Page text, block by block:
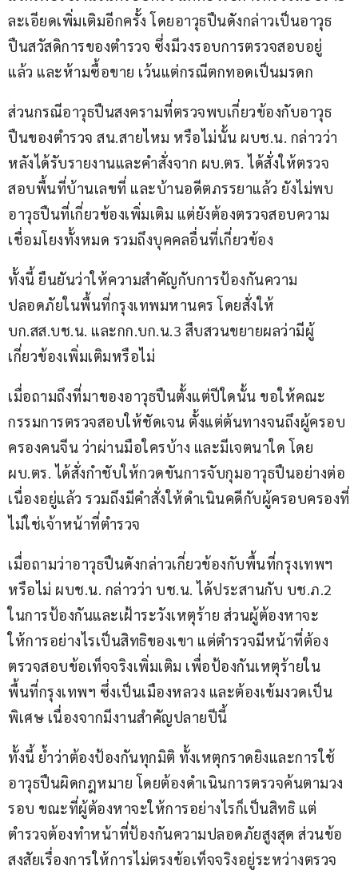
ละเอียดเพิ่มเติมอีกครั้ง โดยอาวุธปืนดังกล่าวเป็นอาวุธ
ปืนสวัสดิการของตำรวจ ซึ่งมีวงรอบการตรวจสอบอยู่
แล้ว และห้ามซื้อขาย เว้นแต่กรณีตกทอดเป็นมรดก
ส่วนกรณีอาวุธปืนสงครามที่ตรวจพบเกี่ยวข้องกับอาวุธ
ปืนของตำรวจ สน.สายไหม หรือไม่นั้น ผบช.น. กล่าวว่า
หลังได้รับรายงานและคำสั่งจาก ผบ.ตร. ได้สั่งให้ตรวจ
สอบพื้นที่บ้านเลขที่ และบ้านอดีตภรรยาแล้ว ยังไม่พบ
อาวุธปืนที่เกี่ยวข้องเพิ่มเติม แต่ยังต้องตรวจสอบความ
เชื่อมโยงทั้งหมด รวมถึงบุคคลอื่นที่เกี่ยวข้อง
ทั้งนี้ ยืนยันว่าให้ความสำคัญกับการป้องกันความ
ปลอดภัยในพื้นที่กรุงเทพมหานคร โดยสั่งให้
บก.สส.บช.น. และกก.บก.น.3 สืบสวนขยายผลว่ามีผู้
เกี่ยวข้องเพิ่มเติมหรือไม่
เมื่อถามถึงที่มาของอาวุธปืนตั้งแต่ปีใดนั้น ขอให้คณะ
กรรมการตรวจสอบให้ชัดเจน ตั้งแต่ต้นทางจนถึงผู้ครอบ
ครองคนจีน ว่าผ่านมือใครบ้าง และมีเจตนาใด โดย
ผบ.ตร. ได้สั่งกำชับให้กวดขันการจับกุมอาวุธปืนอย่างต่อ
เนื่องอยู่แล้ว รวมถึงมีคำสั่งให้ดำเนินคดีกับผู้ครอบครองที่
ไม่ใช่เจ้าหน้าที่ตำรวจ
เมื่อถามว่าอาวุธปืนดังกล่าวเกี่ยวข้องกับพื้นที่กรุงเทพฯ
หรือไม่ ผบช.น. กล่าวว่า บช.น. ได้ประสานกับ บช.ภ.2
ในการป้องกันและเฝ้าระวังเหตุร้าย ส่วนผู้ต้องหาจะ
ให้การอย่างไรเป็นสิทธิของเขา แต่ตำรวจมีหน้าที่ต้อง
ตรวจสอบข้อเท็จจริงเพิ่มเติม เพื่อป้องกันเหตุร้ายใน
พื้นที่กรุงเทพฯ ซึ่งเป็นเมืองหลวง และต้องเข้มงวดเป็น
พิเศษ เนื่องจากมีงานสำคัญปลายปีนี้
ทั้งนี้ ย้ำว่าต้องป้องกันทุกมิติ ทั้งเหตุกราดยิงและการใช้
อาวุธปืนผิดกฎหมาย โดยต้องดำเนินการตรวจค้นตามวง
รอบ ขณะที่ผู้ต้องหาจะให้การอย่างไรก็เป็นสิทธิ แต่
ตำรวจต้องทำหน้าที่ป้องกันความปลอดภัยสูงสุด ส่วนข้อ
สงสัยเรื่องการให้การไม่ตรงข้อเท็จจริงอยู่ระหว่างตรวจ